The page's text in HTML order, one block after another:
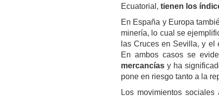
Ecuatorial, tienen los
En España y Europa
minería, lo cual se
las Cruces en Sevilla, y el
En ambos casos se
mercancías y ha
pone en riesgo tanto a la
Los movimientos